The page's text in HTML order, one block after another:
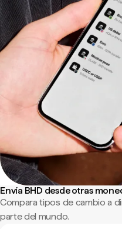
Envía BHD desde otras
Compara tipos de cambio a
parte del mundo.